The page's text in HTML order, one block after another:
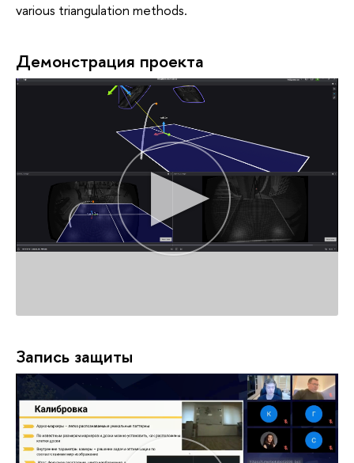
various triangulation methods.
Демонстрация проекта
Запись защиты